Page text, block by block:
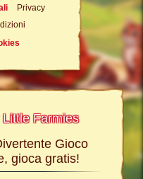
Privacy
Farmies
Gioco
gioca gratis!